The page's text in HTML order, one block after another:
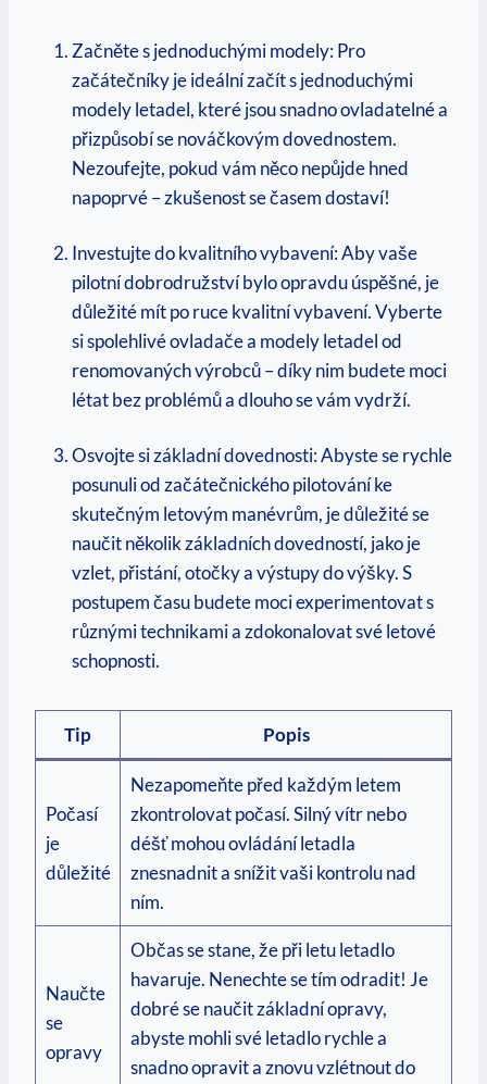
Začněte s jednoduchými modely: Pro
začátečníky je ideální začít s jednoduchými
modely letadel, které jsou snadno ovladatelné a
přizpůsobí se nováčkovým dovednostem.
Nezoufejte, pokud vám něco nepůjde hned
napoprvé – zkušenost se časem dostaví!
Investujte do kvalitního vybavení: Aby vaše
pilotní dobrodružství bylo opravdu úspěšné, je
důležité mít po ruce kvalitní vybavení. Vyberte
si spolehlivé ovladače a modely letadel od
renomovaných výrobců – díky nim budete moci
létat bez problémů a dlouho se vám vydrží.
Osvojte si základní dovednosti: Abyste se rychle
posunuli od začátečnického pilotování ke
skutečným letovým manévrům, je důležité se
naučit několik základních dovedností, jako je
vzlet, přistání, otočky a výstupy do výšky. S
postupem času budete moci experimentovat s
různými technikami a zdokonalovat své letové
schopnosti.
Tip Popis
Počasí
je
důležité
Nezapomeňte před každým letem
zkontrolovat počasí. Silný vítr nebo
déšť mohou ovládání letadla
znesnadnit a snížit vaši kontrolu nad
ním.
Naučte
se
opravy
Občas se stane, že při letu letadlo
havaruje. Nenechte se tím odradit! Je
dobré se naučit základní opravy,
abyste mohli své letadlo rychle a
snadno opravit a znovu vzlétnout do